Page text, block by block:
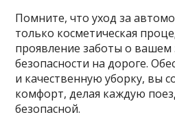
Помните, что уход за
только косметическая
проявление заботы о вашем
безопасности на дороге.
и качественную уборку, вы
комфорт, делая каждую
безопасной.